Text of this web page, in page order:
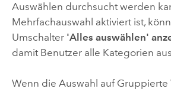
Auswählen durchsucht werden
Mehrfachauswahl aktiviert ist,
Umschalter 'Alles auswählen'
damit Benutzer alle Kategorien
Wenn die Auswahl auf Gruppierte